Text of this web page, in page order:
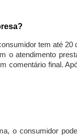
tem até
o atendimento
comentário final.
o consumidor